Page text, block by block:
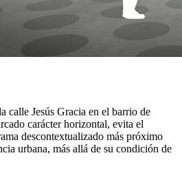
calle Jesús Gracia en el barrio de
carácter horizontal, evita el
descontextualizado más próximo
urbana, más allá de su condición de